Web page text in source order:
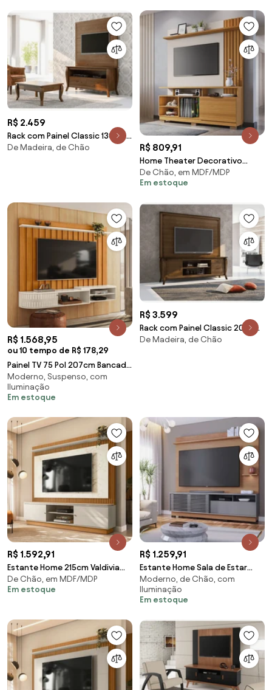
R$ 2.459
Rack com Painel Classic 130cm
Madeira Maciça Taeda
De Madeira, de Chão R$ 809,91
Home Theater Decorativo
Ripado MDP/MDF Byron Off
White/Cinamomo G26 - Gran
De Chão, em MDF/MDP
Em estoque
R$ 1.568,95
ou 10 tempo de R$ 178,29
Painel TV 75 Pol 207cm Bancada
Suspensa para Sala Elvano M20
- D'Rossi - Cinamomo e Off
White
Moderno, Suspenso, com
Iluminação
Em estoque
R$ 3.599
Rack com Painel Classic 200cm
Madeira Maciça Taeda
De Madeira, de Chão
R$ 1.592,91
Estante Home 215cm Valdivia
Detalhe Marmorizado para Tv
até 75 Nature/Off White G77 -
De Chão, em MDF/MDP
Em estoque
R$ 1.259,91
Estante Home Sala de Estar
200cm Navagio Led
Freijó/Cinza G73 - Gran Belo
Moderno, de Chão, com
Iluminação
Em estoque